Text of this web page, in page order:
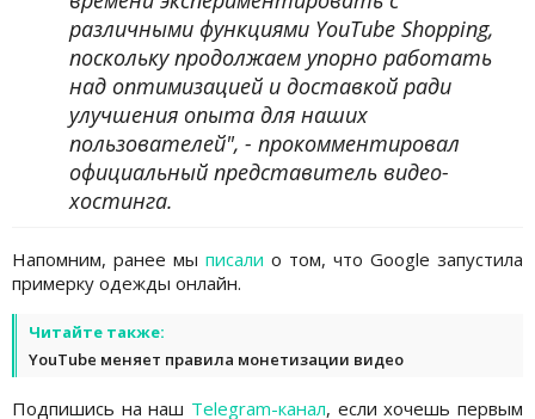
различными функциями YouTube Shopping,
поскольку продолжаем упорно работать
над оптимизацией и доставкой ради
улучшения опыта для наших
пользователей", - прокомментировал
официальный представитель видео-
хостинга.
Напомним, ранее мы писали о том, что Google запустила
примерку одежды онлайн.
Читайте также:
YouTube меняет правила монетизации видео
Подпишись на наш Telegram-канал, если хочешь первым